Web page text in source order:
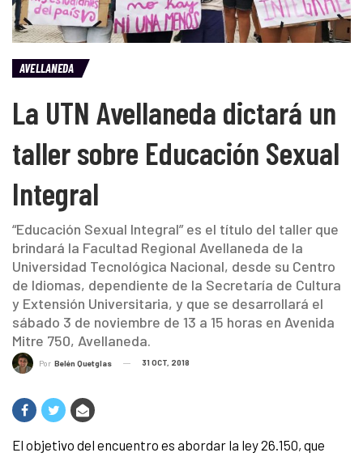
AVELLANEDA
La UTN Avellaneda dictará un
taller sobre Educación Sexual
Integral
“Educación Sexual Integral” es el título del taller que
brindará la Facultad Regional Avellaneda de la
Universidad Tecnológica Nacional, desde su Centro
de Idiomas, dependiente de la Secretaría de Cultura
y Extensión Universitaria, y que se desarrollará el
sábado 3 de noviembre de 13 a 15 horas en Avenida
Mitre 750, Avellaneda.
Por Belén Quetglas 31 OCT, 2018
El objetivo del encuentro es abordar la ley 26.150, que